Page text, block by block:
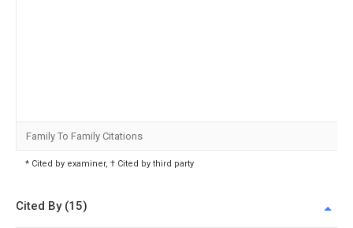
Family To Family Citations
* Cited by examiner, † Cited by third party
Cited By (15)